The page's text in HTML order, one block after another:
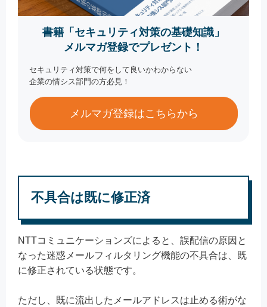
書籍「セキュリティ対策の基礎知識」
メルマガ登録でプレゼント！
セキュリティ対策で何をして良いかわからない
企業の情シス部門の方必見！
メルマガ登録はこちらから
不具合は既に修正済
NTTコミュニケーションズによると、誤配信の原因と
なった迷惑メールフィルタリング機能の不具合は、既
に修正されている状態です。
ただし、既に流出したメールアドレスは止める術がな